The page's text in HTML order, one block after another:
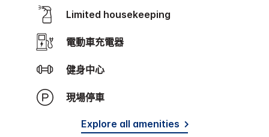
Limited housekeeping
電動車充電器
健身中心
現場停車
Explore all amenities